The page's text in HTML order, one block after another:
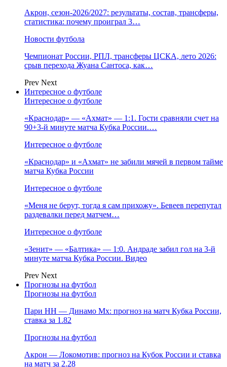
Акрон, сезон-2026/2027: результаты, состав, трансферы,
статистика: почему проиграл 3…
Новости футбола
Чемпионат России, РПЛ, трансферы ЦСКА, лето 2026:
срыв перехода Жуана Сантоса, как…
Prev Next
Интересное о футболе
Интересное о футболе
«Краснодар» — «Ахмат» — 1:1. Гости сравняли счет на
90+3‑й минуте матча Кубка России.…
Интересное о футболе
«Краснодар» и «Ахмат» не забили мячей в первом тайме
матча Кубка России
Интересное о футболе
«Меня не берут, тогда я сам прихожу». Бевеев перепутал
раздевалки перед матчем…
Интересное о футболе
«Зенит» — «Балтика» — 1:0. Андраде забил гол на 3‑й
минуте матча Кубка России. Видео
Prev Next
Прогнозы на футбол
Прогнозы на футбол
Пари НН — Динамо Мх: прогноз на матч Кубка России,
ставка за 1.82
Прогнозы на футбол
Акрон — Локомотив: прогноз на Кубок России и ставка
на матч за 2.28